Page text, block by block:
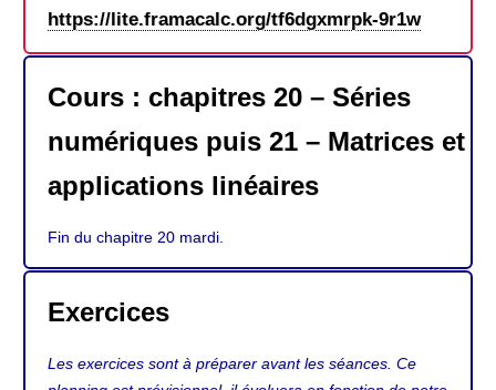
https://lite.framacalc.org/tf6dgxmrpk-9r1w
Cours : chapitres 20 – Séries
numériques puis 21 – Matrices et
applications linéaires
Fin du chapitre 20 mardi.
Exercices
Les exercices sont à préparer avant les séances. Ce